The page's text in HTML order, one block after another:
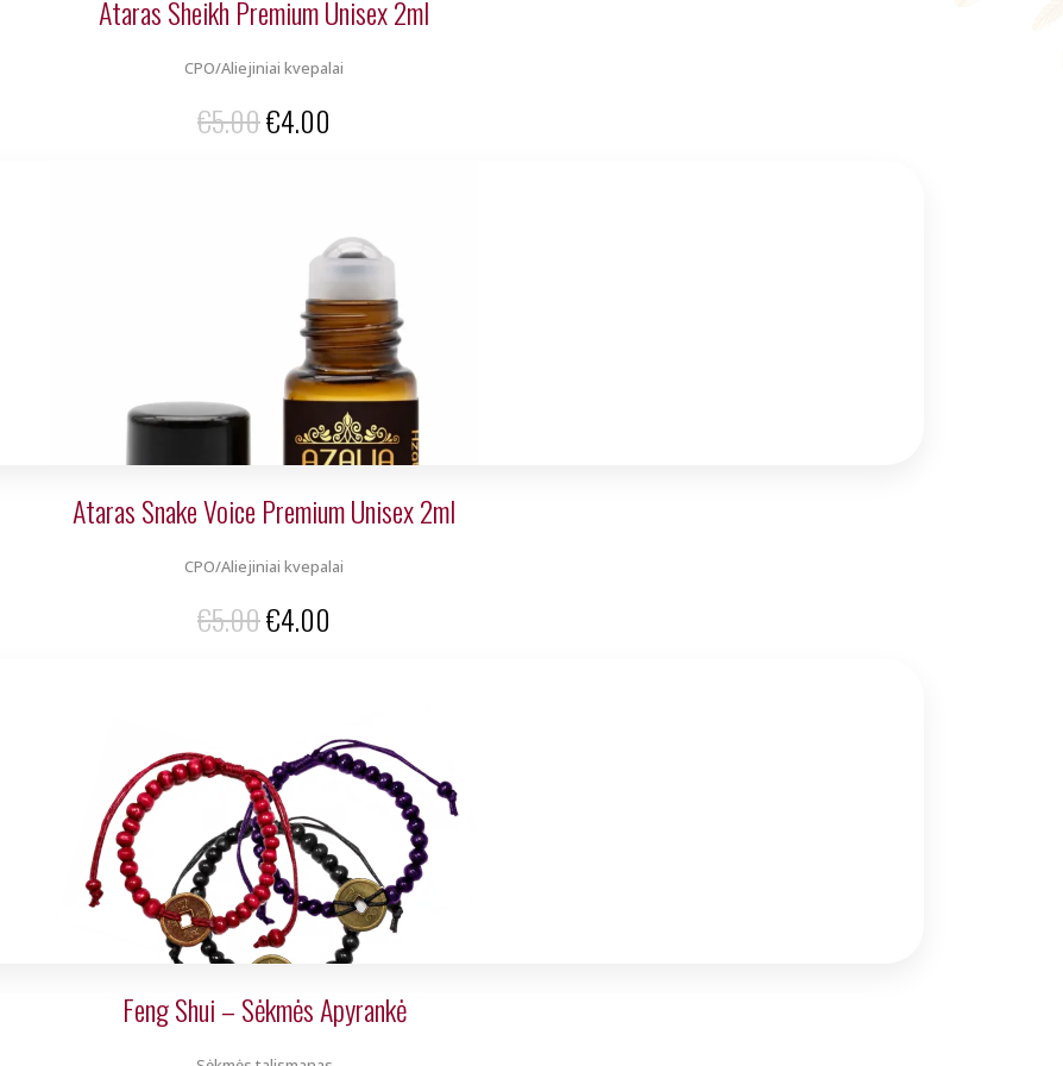
Ataras Sheikh Premium Unisex 2ml
CPO/Aliejiniai kvepalai
€5.00Original
€5.00.
€4.00
€4.00.
Ataras Snake Voice Premium Unisex 2ml
CPO/Aliejiniai kvepalai
€5.00Original
€5.00.
€4.00
€4.00.
Feng Shui – Sėkmės Apyrankė